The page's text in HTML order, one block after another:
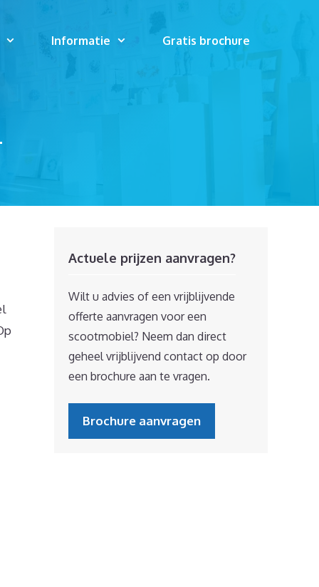
Informatie Gratis brochure
Actuele prijzen aanvragen?
Wilt u advies of een vrijblijvende
offerte aanvragen voor een
scootmobiel? Neem dan direct
geheel vrijblijvend contact op door
een brochure aan te vragen.
Brochure aanvragen